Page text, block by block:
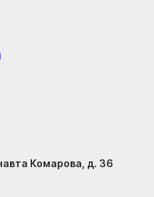
Комарова, д. 36